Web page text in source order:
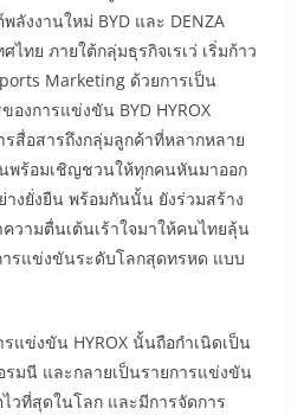
ลังงานใหม่ BYD และ DENZA
ไทย ภายใต้กลุ่มธุรกิจเรเว่ เริ่มก้าว
Marketing ด้วยการเป็น
องการแข่งขัน BYD HYROX
รสื่อสารถึงกลุ่มลูกค้าที่หลากหลาย
พร้อมเชิญชวนให้ทุกคนหันมาออก
างยั่งยืน พร้อมกันนั้น ยังร่วมสร้าง
วามตื่นเต้นเร้าใจมาให้คนไทยลุ้น
รแข่งขันระดับโลกสุดทรหด แบบ
แข่งขัน HYROX นั้นถือกำเนิดเป็น
รมนี และกลายเป็นรายการแข่งขัน
วที่สุดในโลก และมีการจัดการ